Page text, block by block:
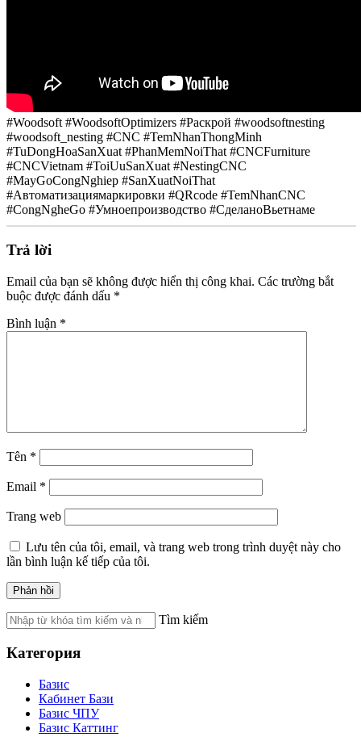
#Woodsoft #WoodsoftOptimizers #Раскрой #woodsoftnesting
#woodsoft_nesting #CNC #TemNhanThongMinh
#TuDongHoaSanXuat #PhanMemNoiThat #CNCFurniture
#CNCVietnam #ToiUuSanXuat #NestingCNC
#MayGoCongNghiep #SanXuatNoiThat
#Автоматизациямаркировки #QRcode #TemNhanCNC
#CongNgheGo #Умноепроизводство #СделаноВьетнаме
Trả lời
Email của bạn sẽ không được hiển thị công khai. Các trường bắt
buộc được đánh dấu *
Bình luận *
Tên *
Email *
Trang web
Lưu tên của tôi, email, và trang web trong trình duyệt này cho
lần bình luận kế tiếp của tôi.
Tìm kiếm
Категория
Базис
Кабинет Бази
Базис ЧПУ
Базис Каттинг